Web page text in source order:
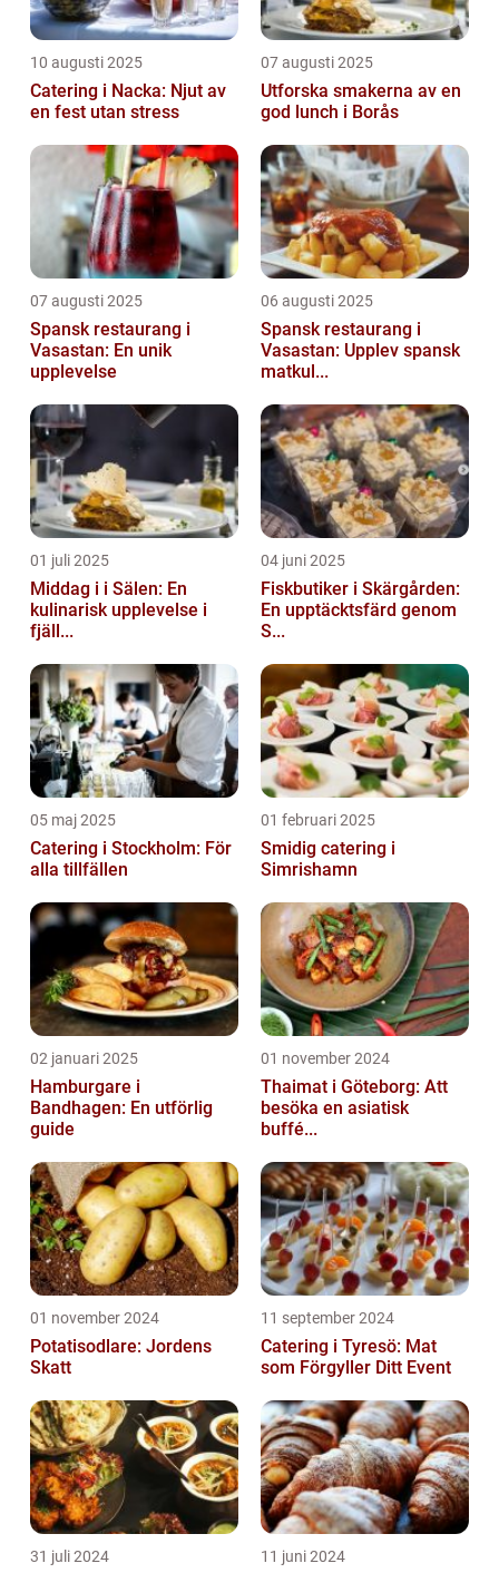
10 augusti 2025
Catering i Nacka: Njut av
en fest utan stress
07 augusti 2025
Utforska smakerna av en
god lunch i Borås
07 augusti 2025
Spansk restaurang i
Vasastan: En unik
upplevelse
06 augusti 2025
Spansk restaurang i
Vasastan: Upplev spansk
matkul...
01 juli 2025
Middag i i Sälen: En
kulinarisk upplevelse i
fjäll...
04 juni 2025
Fiskbutiker i Skärgården:
En upptäcktsfärd genom
S...
05 maj 2025
Catering i Stockholm: För
alla tillfällen
01 februari 2025
Smidig catering i
Simrishamn
02 januari 2025
Hamburgare i
Bandhagen: En utförlig
guide
01 november 2024
Thaimat i Göteborg: Att
besöka en asiatisk
buffé...
01 november 2024
Potatisodlare: Jordens
Skatt
11 september 2024
Catering i Tyresö: Mat
som Förgyller Ditt Event
31 juli 2024 11 juni 2024